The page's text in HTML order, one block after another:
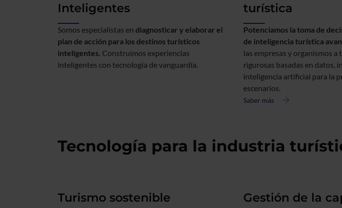
Inteligentes
Somos especialistas en diagnosticar y elaborar el
plan de acción para los destinos turísticos
inteligentes. Construimos experiencias
inteligentes con tecnología de vanguardia.
turística
Potenciamos la toma de
de inteligencia turística
las empresas y organismos a
rigurosas basadas en datos,
inteligencia artificial para la
escenarios.
Saber más
acerca
inteligencia
Tecnología para la industria
Turismo sostenible
Gestión de la